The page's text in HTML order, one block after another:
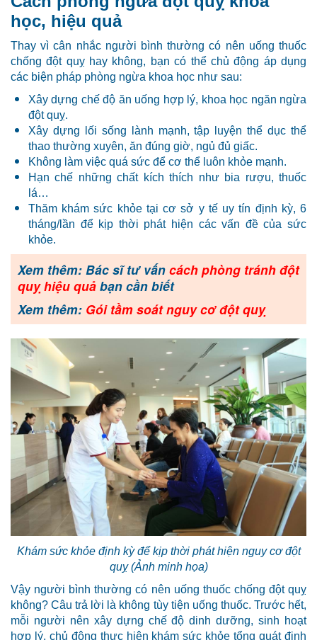
học, hiệu quả
Thay vì cân nhắc người bình thường có nên uống thuốc
chống đột quỵ hay không, bạn có thể chủ động áp dụng
các biện pháp phòng ngừa khoa học như sau:
Xây dựng chế độ ăn uống hợp lý, khoa học ngăn ngừa
đột quỵ.
Xây dựng lối sống lành mạnh, tập luyện thể dục thể
thao thường xuyên, ăn đúng giờ, ngủ đủ giấc.
Không làm việc quá sức để cơ thể luôn khỏe mạnh.
Hạn chế những chất kích thích như bia rượu, thuốc
lá…
Thăm khám sức khỏe tại cơ sở y tế uy tín định kỳ, 6
tháng/lần để kịp thời phát hiện các vấn đề của sức
khỏe.
Xem thêm: Bác sĩ tư vấn cách phòng tránh đột
quỵ hiệu quả bạn cần biết
Xem thêm: Gói tầm soát nguy cơ đột quỵ
Khám sức khỏe định kỳ để kịp thời phát hiện nguy cơ đột
quỵ (Ảnh minh họa)
Vậy người bình thường có nên uống thuốc chống đột quỵ
không? Câu trả lời là không tùy tiện uống thuốc. Trước hết,
mỗi người nên xây dựng chế độ dinh dưỡng, sinh hoạt
hợp lý, chủ động thực hiện khám sức khỏe tổng quát định